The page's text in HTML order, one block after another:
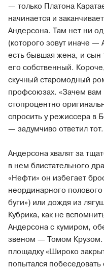
— только Платона
начинается и
Андерсона. Там нет ни
(которого зовут иначе —
есть бывшая жена, и
его собственный.
скучный старомодный
профсоюзах. «Зачем вам
стопроцентно
спросить у режиссера в
— задумчиво ответил тот.
Андерсона хвалят за
в нем блистательного
«Нефти» он избегает
неординарного
буги») или дождя из
Кубрика, как не
Андерсона с кумиром,
звеном — Томом Крузом.
площадку «Широко
попытался